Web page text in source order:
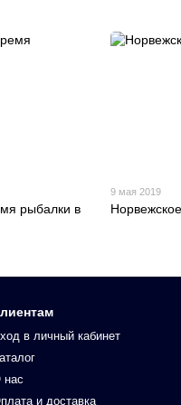
рыбалки в
9 мая 2019
в личный кабинет
нас
и доставка